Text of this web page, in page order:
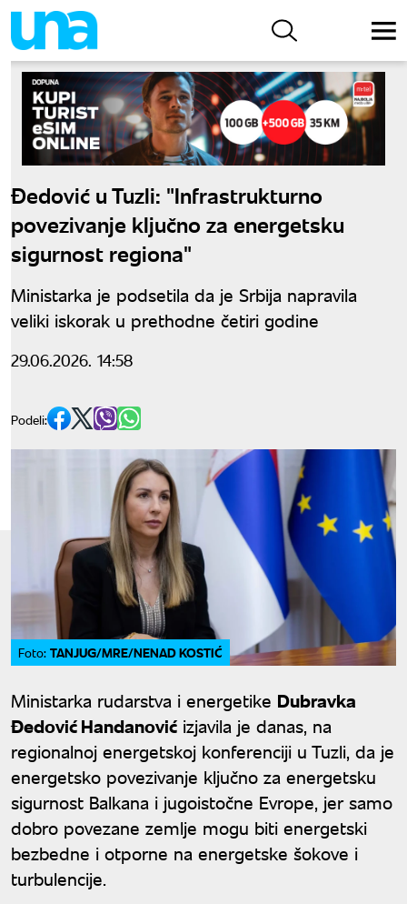
Đedović u Tuzli: "Infrastrukturno
povezivanje ključno za energetsku
sigurnost regiona"
Ministarka je podsetila da je Srbija napravila
veliki iskorak u prethodne četiri godine
29.06.2026. 14:58
Podeli:
Foto: TANJUG/MRE/NENAD KOSTIĆ
Ministarka rudarstva i energetike Dubravka
Đedović Handanović izjavila je danas, na
regionalnoj energetskoj konferenciji u Tuzli, da je
energetsko povezivanje ključno za energetsku
sigurnost Balkana i jugoistočne Evrope, jer samo
dobro povezane zemlje mogu biti energetski
bezbedne i otporne na energetske šokove i
turbulencije.